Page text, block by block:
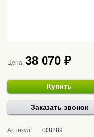
Цена: 38 070 ₽
Купить
Заказать звонок
Артикул: 008289